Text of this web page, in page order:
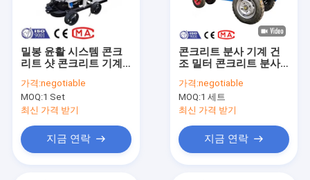
우리에 대하여
공장 여행
연락주세요
뉴스
인용문을 요구하세요
밀봉 윤활 시스템 콘크
리트 샷 콘크리트 기계
을 향상
가격:negotiable
MOQ:1 Set
최신 가격 받기
지금 연락
콘크리트 분사 기계 건
조 밀터 콘크리트 분사
장비
가격:negotiable
MOQ:1 세트
최신 가격 받기
지금 연락